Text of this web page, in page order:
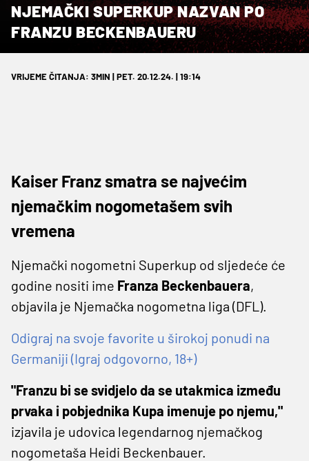
NJEMAČKI SUPERKUP NAZVAN PO
FRANZU BECKENBAUERU
VRIJEME ČITANJA: 3MIN | PET. 20.12.24. | 19:14
Kaiser Franz smatra se najvećim
njemačkim nogometašem svih
vremena
Njemački nogometni Superkup od sljedeće će
godine nositi ime Franza Beckenbauera,
objavila je Njemačka nogometna liga (DFL).
Odigraj na svoje favorite u širokoj ponudi na
Germaniji (Igraj odgovorno, 18+)
"Franzu bi se svidjelo da se utakmica između
prvaka i pobjednika Kupa imenuje po njemu,"
izjavila je udovica legendarnog njemačkog
nogometaša Heidi Beckenbauer.